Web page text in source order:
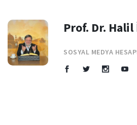
Prof. Dr.
SOSYAL MEDYA